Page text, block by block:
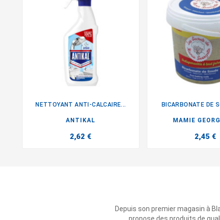
NETTOYANT ANTI-CALCAIRE...
ANTIKAL
2,62 €
BICARBONATE DE
MAMIE
2,45 €
Depuis son premier magasin à
propose des produits de